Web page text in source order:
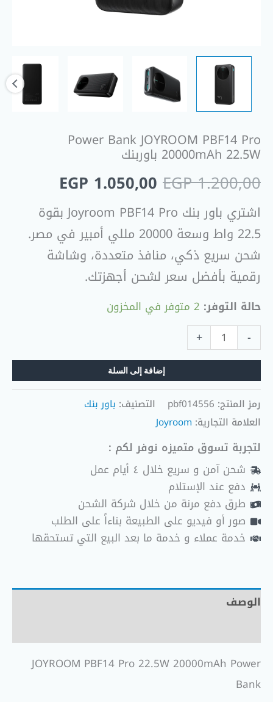
Power Bank JOYROOM PBF14 Pro
20000mAh 22.5W باوربنك
EGP1.200,00
EGP 1.050,00
اشتري باور بنك Joyroom PBF14 Pro بقوة
22.5 واط وسعة 20000 مللي أمبير في مصر.
شحن سريع ذكي، منافذ متعددة، وشاشة
رقمية بأفضل سعر لشحن أجهزتك.
حالة التوفر: 2 متوفر في المخزون
-
+
إضافة إلى السلة
رمز المنتج: pbf014556 التصنيف: باور بنك
العلامة التجارية: Joyroom
لتجربة تسوق متميزه نوفر لكم :
شحن آمن و سريع خلال ٤ أيام عمل
دفع عند الإستلام
طرق دفع مرنة من خلال شركة الشحن
صور أو فيديو على الطبيعة بناءاً على الطلب
خدمة عملاء و خدمة ما بعد البيع التي تستحقها
الوصف
JOYROOM PBF14 Pro 22.5W 20000mAh Power
Bank